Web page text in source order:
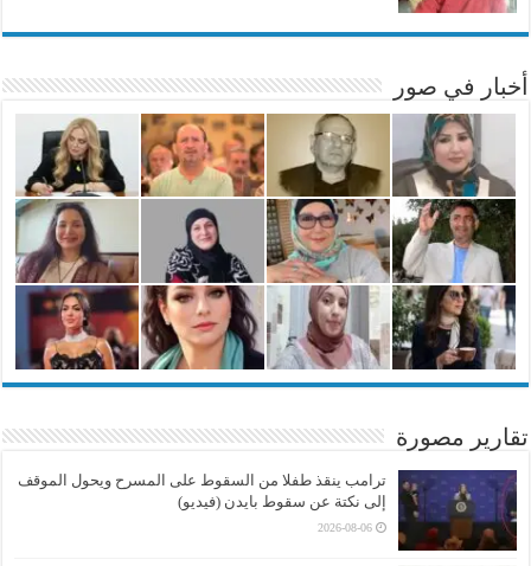
أخبار في صور
تقارير مصورة
ترامب ينقذ طفلا من السقوط على المسرح ويحول الموقف
إلى نكتة عن سقوط بايدن (فيديو)
2026-08-06